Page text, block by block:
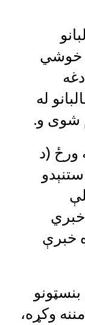
خوشي
له
ورځ (د
ستنېدو
خبري
خبرې
وکړه،